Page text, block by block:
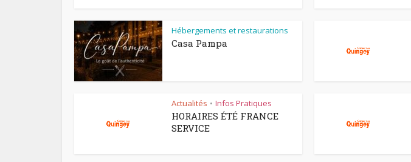
Hébergements et restaurations
Casa Pampa
Actualités • Infos Pratiques
HORAIRES ÉTÉ FRANCE
SERVICE